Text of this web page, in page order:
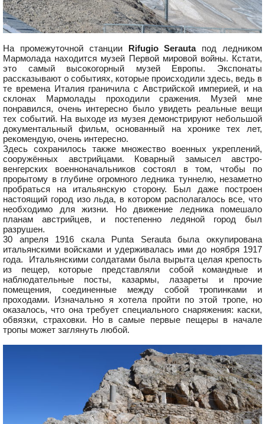
На промежуточной станции Rifugio Serautaпод ледником
Мармолада находится музей Первой мировой войны. Кстати,
это самый высокогорный музей Европы. Экспонаты
рассказывают о событиях, которые происходили здесь, ведь в
те времена Италия граничила с Австрийской империей, и на
склонах Мармолады проходили сражения. Музей мне
понравился, очень интересно было увидеть реальные вещи
тех событий. На выходе из музея демонстрируют небольшой
документальный фильм, основанный на хронике тех лет,
рекомендую, очень интересно.
Здесь сохранилось также множество военных укреплений,
сооружённых австрийцами. Коварный замысел австро-
венгерских военноначальников состоял в том, чтобы по
прорытому в глубине огромного ледника туннелю, незаметно
пробраться на итальянскую сторону. Был даже построен
настоящий город изо льда, в котором располагалось все, что
необходимо для жизни. Но движение ледника помешало
планам австрийцев, и постепенно ледяной город был
разрушен.
30 апреля 1916 скала Punta Serauta была оккупирована
итальянскими войсками и удерживалась ими до ноября 1917
года. Итальянскими солдатами была вырыта целая крепость
из пещер, которые представляли собой командные и
наблюдательные посты, казармы, лазареты и прочие
помещения, соединенные между собой тропинками и
проходами. Изначально я хотела пройти по этой тропе, но
оказалось, что она требует специального снаряжения: каски,
обвязки, страховки. Но в самые первые пещеры в начале
тропы может заглянуть любой.